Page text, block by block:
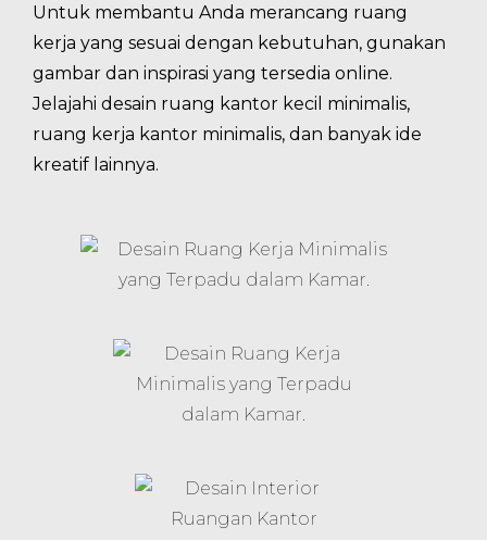
Untuk membantu Anda merancang ruang
kerja yang sesuai dengan kebutuhan, gunakan
gambar dan inspirasi yang tersedia online.
Jelajahi desain ruang kantor kecil minimalis,
ruang kerja kantor minimalis, dan banyak ide
kreatif lainnya.